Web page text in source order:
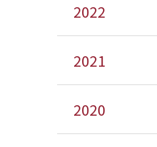
2022
2021
2020